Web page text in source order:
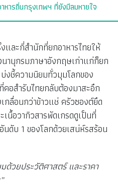
ารถิ่นกรุงเทพฯ ที่ยังมีลมหายใจ
และกี่สำนักที่ยกอาหารไทยให้
านุกรมภาษาอังกฤษเก่าแก่ก็ยก
งชี้ความนิยมทั่วมุมโลกของ
คอสำรับไทยกลับต้องมาสะอึก
กลื่อนกว่าข้าวแช่ ครัวซองต์ยึด
นื้อวากิวสารพัดเกรดดูเป็นที่
ดับ 1 ของโลกด้วยเสน่ห์รสร้อน
ด้วยประวัติศาสตร์ และราคา